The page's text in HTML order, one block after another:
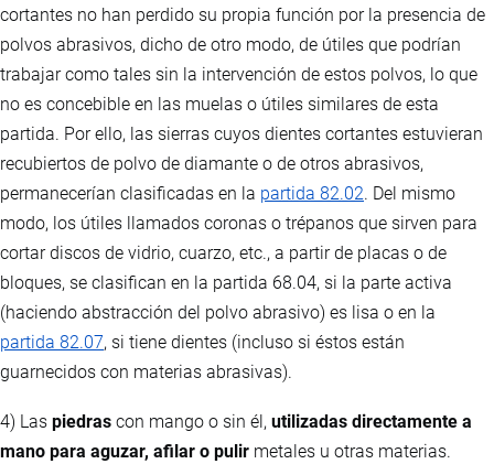
cortantes no han perdido su propia función por la presencia de
polvos abrasivos, dicho de otro modo, de útiles que podrían
trabajar como tales sin la intervención de estos polvos, lo que
no es concebible en las muelas o útiles similares de esta
partida. Por ello, las sierras cuyos dientes cortantes estuvieran
recubiertos de polvo de diamante o de otros abrasivos,
permanecerían clasificadas en la partida 82.02. Del mismo
modo, los útiles llamados coronas o trépanos que sirven para
cortar discos de vidrio, cuarzo, etc., a partir de placas o de
bloques, se clasifican en la partida 68.04, si la parte activa
(haciendo abstracción del polvo abrasivo) es lisa o en la
partida 82.07, si tiene dientes (incluso si éstos están
guarnecidos con materias abrasivas).
4) Las piedras con mango o sin él, utilizadas directamente a
mano para aguzar, afilar o pulir metales u otras materias.